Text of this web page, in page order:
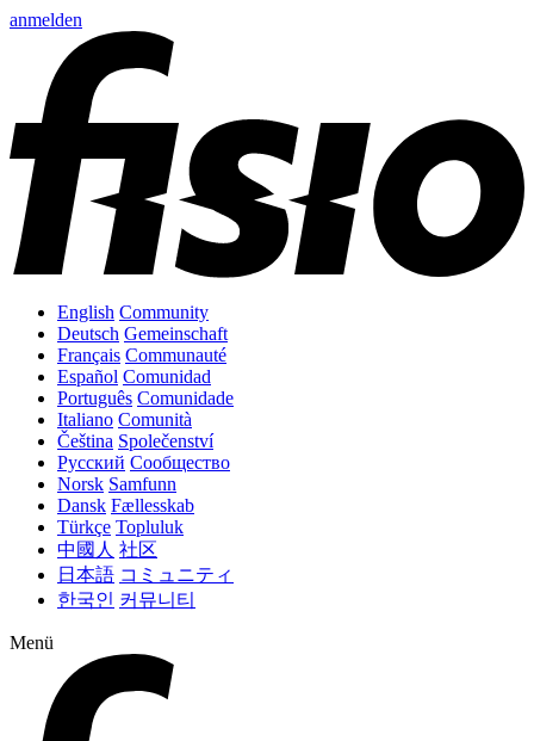
anmelden
English Community
Deutsch Gemeinschaft
Français Communauté
Español Comunidad
Português Comunidade
Italiano Comunità
Čeština Společenství
Русский Сообщество
Norsk Samfunn
Dansk Fællesskab
Türkçe Topluluk
中國人 社区
日本語 コミュニティ
한국인 커뮤니티
Menü